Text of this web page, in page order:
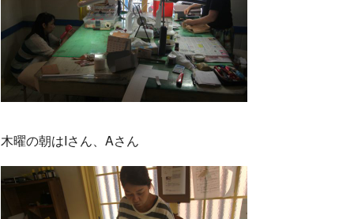
o
k
t
木曜の朝はIさん、Aさん